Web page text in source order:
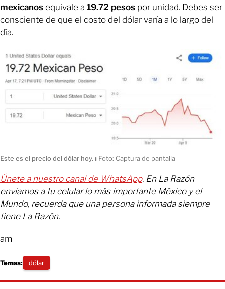
mexicanos equivale a 19.72 pesos por unidad. Debes ser
consciente de que el costo del dólar varía a lo largo del
día.
Este es el precio del dólar hoy. ı Foto: Captura de pantalla
Únete a nuestro canal de WhatsApp. En La Razón
enviamos a tu celular lo más importante México y el
Mundo, recuerda que una persona informada siempre
tiene La Razón.
am
Temas: dólar